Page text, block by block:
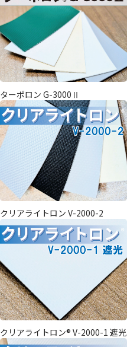
ターポロン G-3000Ⅱ
クリアライトロン V-2000-2
クリアライトロン® V-2000-1 遮光